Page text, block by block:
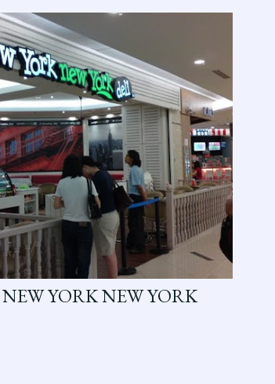
YORK NEW YORK